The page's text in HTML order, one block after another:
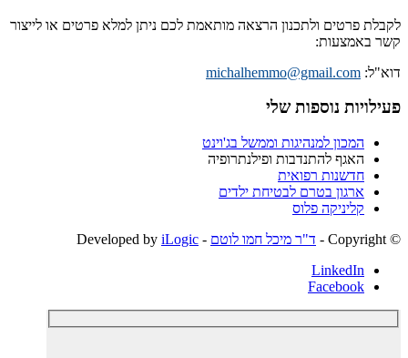
לקבלת פרטים ולתכנון הרצאה מותאמת לכם ניתן למלא פרטים או לייצור
קשר באמצעות:
דוא"ל: michalhemmo@gmail.com
פעילויות נוספות שלי
המכון למנהיגות וממשל בג'וינט
האגף להתנדבות ופילנתרופיה
חדשנות רפואית
ארגון בטרם לבטיחת ילדים
קליניקה פלוס
© ‫Copyright -
ד"ר מיכל חמו לוטם - Developed by
iLogic
LinkedIn
Facebook